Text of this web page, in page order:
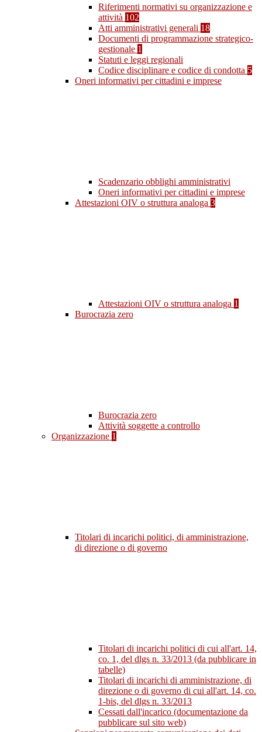
Riferimenti normativi su organizzazione e
attività 102
Atti amministrativi generali 18
Documenti di programmazione strategico-
gestionale 1
Statuti e leggi regionali
Codice disciplinare e codice di condotta 5
Oneri informativi per cittadini e imprese
Scadenzario obblighi amministrativi
Oneri informativi per cittadini e imprese
Attestazioni OIV o struttura analoga 3
Attestazioni OIV o struttura analoga 1
Burocrazia zero
Burocrazia zero
Attività soggette a controllo
Organizzazione 1
Titolari di incarichi politici, di amministrazione,
di direzione o di governo
Titolari di incarichi politici di cui all'art. 14,
co. 1, del dlgs n. 33/2013 (da pubblicare in
tabelle)
Titolari di incarichi di amministrazione, di
direzione o di governo di cui all'art. 14, co.
1-bis, del dlgs n. 33/2013
Cessati dall'incarico (documentazione da
pubblicare sul sito web)